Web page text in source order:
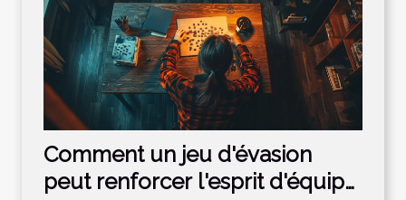
Comment un jeu d'évasion
peut renforcer l'esprit d'équipe